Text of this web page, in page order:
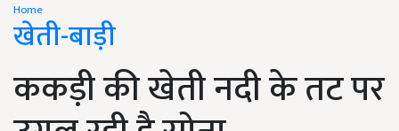
Home
खेती-बाड़ी
ककड़ी की खेती नदी के तट पर